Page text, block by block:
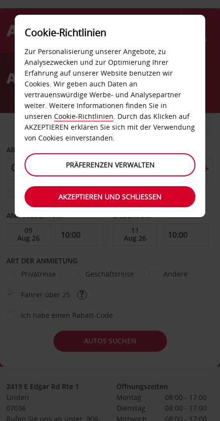
Menü
AvisAutovermietung Linden
FAHRZEUG TRANSPORTER
ABHOLEN VON
Eine andere Rückgabestation auswählen
ANFANGSDATUM ENDDATUM
ART DER ANMIETUNG
Privatreise
Geschäftsreise Andere
Fahrer über 25
Ich habe einen Rabatt-Code
AUTOS SUCHEN
2419 E Edgar Rd Rte 1
Linden
07036
Rufen Sie uns an unter: 908-
Öffnungszeiten
Montag
08:00 - 17:00
Dienstag
08:00 - 17:00
Mittwoch
08:00 - 17:00
Cookie-Richtlinien
Zur Personalisierung unserer Angebote, zu
Analysezwecken und zur Optimierung Ihrer
Erfahrung auf unserer Website benutzen wir
Cookies. Wir geben auch Daten an
vertrauenswürdige Werbe- und Analysepartner
weiter. Weitere Informationen finden Sie in
unseren Cookie-Richtlinien. Durch das Klicken auf
AKZEPTIEREN erklären Sie sich mit der Verwendung
von Cookies einverstanden.
PRÄFERENZEN VERWALTEN
AKZEPTIEREN UND SCHLIESSEN